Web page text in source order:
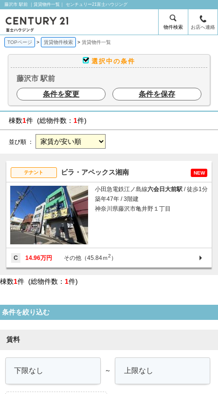
藤沢市 駅前 ｜賃貸物件一覧｜ センチュリー21富士ハウジング
物件検索 お店へ連絡
TOPページ 賃貸物件検索 賃貸物件一覧
選択中の条件
藤沢市 駅前
条件を変更
条件を保存
棟数1件 (総物件数： 1件)
並び順 ：
テナント ビラ・アペックス湘南 NEW
小田急電鉄江ノ島線六会日大前駅 / 徒歩1分
築年47年 / 3階建
神奈川県藤沢市亀井野１丁目
C 14.96万円 その他（45.84ｍ2 ）
棟数1件 (総物件数： 1件)
条件を絞り込む
賃料
～